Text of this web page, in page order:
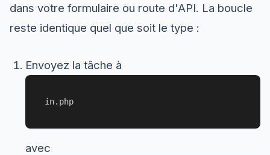
dans votre formulaire ou route d'API. La boucle
reste identique quel que soit le type :
Envoyez la tâche à
in.php
avec